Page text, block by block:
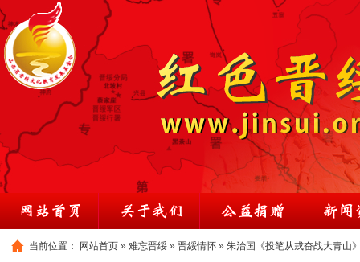
当前位置： 网站首页 » 难忘晋绥 » 晋綏情怀 » 朱治国《投笔从戎奋战大青山